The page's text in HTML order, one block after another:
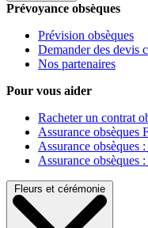
Prévoyance obsèques
Prévision obsèques
Demander des devis
Nos partenaires
Pour vous aider
Racheter un contrat
Assurance obsèques
Assurance
Assurance obsèques
Fleurs et cérémonie